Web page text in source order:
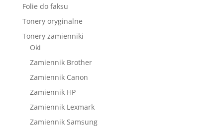
Folie do faksu
Tonery oryginalne
Tonery zamienniki
Oki
Zamiennik Brother
Zamiennik Canon
Zamiennik HP
Zamiennik Lexmark
Zamiennik Samsung